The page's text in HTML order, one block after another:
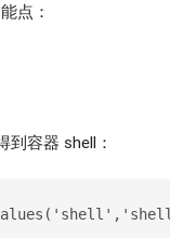
点：
容器 shell：